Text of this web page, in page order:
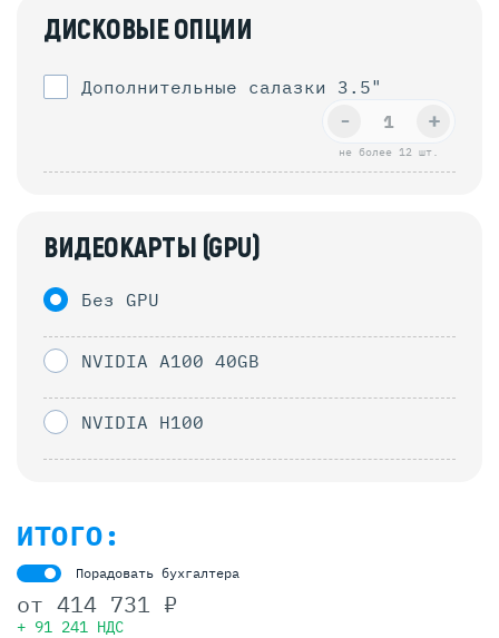
ДИСКОВЫЕ ОПЦИИ
Дополнительные салазки 3.5"
не более 12 шт.
+
-
ВИДЕОКАРТЫ (GPU)
Без GPU
NVIDIA A100 40GB
NVIDIA H100
ИТОГО:
Порадовать бухгалтера
от 414 731 ₽
+ 91 241 НДС